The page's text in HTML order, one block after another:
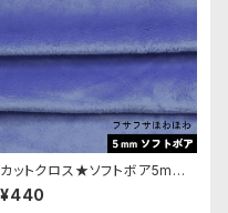
カットクロス★ソフトボア5mm
(ネモフィラブルー)LB031 ボア
生地 50cm × 45cm
¥440